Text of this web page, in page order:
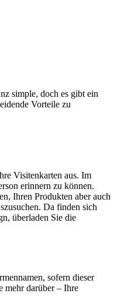
simple, doch es gibt ein
Vorteile zu
Visitenkarten aus. Im
erinnern zu können.
Ihren Produkten aber auch
Da finden sich
überladen Sie die
sofern dieser
mehr darüber – Ihre